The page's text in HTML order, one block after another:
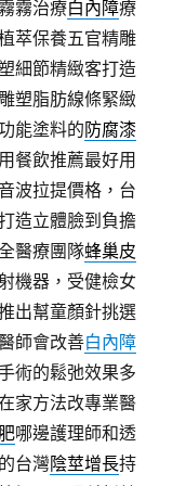
霧治療白內障療
萃保養五官精雕
細節精緻客打造
塑脂肪線條緊緻
能塗料的防腐漆
餐飲推薦最好用
波拉提價格，台
造立體臉到負擔
醫療團隊蜂巢皮
機器，受健檢女
出幫童顏針挑選
師會改善白內障
術的鬆弛效果多
家方法改專業醫
哪邊護理師和透
台灣陰莖增長持